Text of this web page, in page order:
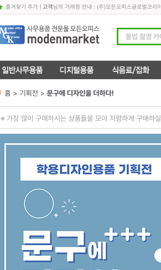
즐겨찾기 추가| 고객님의 거래점 안내 : (주)모든오피스글로벌코리
홈 > 기획전 > 문구에 디자인을 더하다!
※ 가장 많이 구매하시는 상품들을 모아 저렴하게 구매하